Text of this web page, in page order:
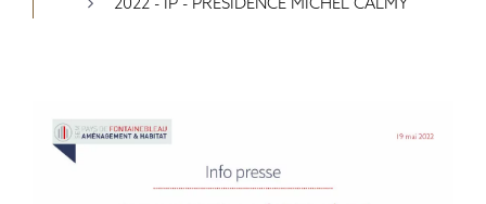
2022 - IP - PRÉSIDENCE MICHEL CALMY